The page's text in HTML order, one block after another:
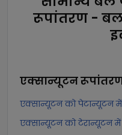
रूपांतरण - बल
एक्सान्यूटन
एक्सान्यूटन को पेटान्यूटन
एक्सान्यूटन को टेरान्यूटन